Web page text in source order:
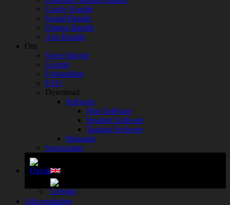
Comfy Bundle
Sound Bundle
Omega Bundle
Aim Bundle
Om
Vores historie
Garanti
Forhandlere
FAQ
Download
Software
Mus Software
Headset Software
Tastatur Software
Manualer
Sponsorater
Alle produkter